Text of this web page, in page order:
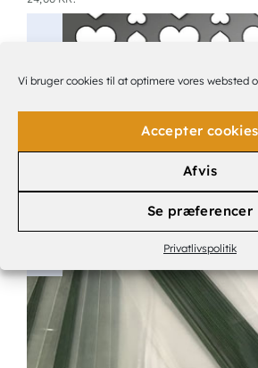
Vi bruger cookies til at optimere vores websted
Accepter cookies
Afvis
Se præferencer
Privatlivspolitik
BY LENE ENAMEL HEARTS “TRANSPARENT –